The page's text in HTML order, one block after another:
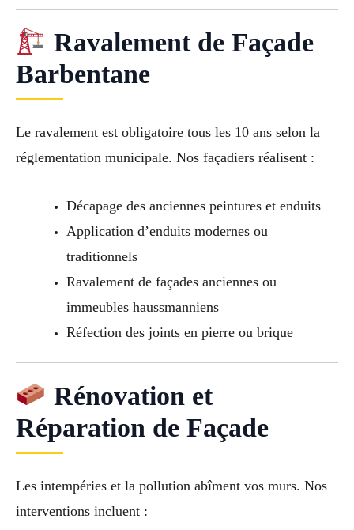
Ravalement de Façade
Barbentane
Le ravalement est obligatoire tous les 10 ans selon la
réglementation municipale. Nos façadiers réalisent :
Décapage des anciennes peintures et enduits
Application d’enduits modernes ou
traditionnels
Ravalement de façades anciennes ou
immeubles haussmanniens
Réfection des joints en pierre ou brique
Rénovation et
Réparation de Façade
Les intempéries et la pollution abîment vos murs. Nos
interventions incluent :